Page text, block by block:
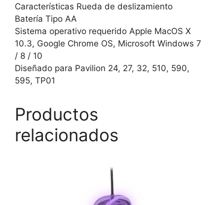
Características Rueda de deslizamiento
Batería Tipo AA
Sistema operativo requerido Apple MacOS X
10.3, Google Chrome OS, Microsoft Windows 7
/ 8 / 10
Diseñado para Pavilion 24, 27, 32, 510, 590,
595, TP01
Productos
relacionados